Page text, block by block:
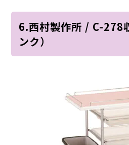
6.西村製作所 / C-278
ンク）